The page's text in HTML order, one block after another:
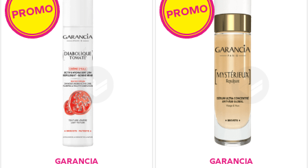
GARANCIA
PROMO
GARANCIA
PROMO